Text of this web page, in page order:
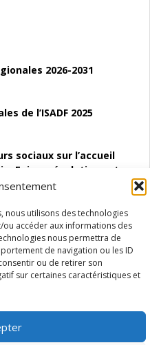
nous utilisons des technologies
accéder aux informations des
nous permettra de
de navigation ou les ID
ou de retirer son
sur certaines caractéristiques et
2026-2031
de l’ISADF 2025
sociaux sur l’accueil
Enjeux, évolutions et
d’emploi (SAACE)
indicateurs